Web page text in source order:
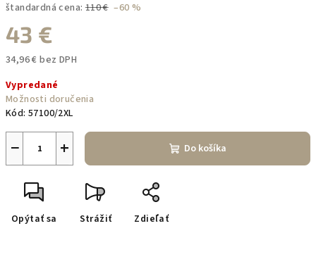
štandardná cena: 110 € –60 %
43 €
34,96 € bez DPH
cena:
Vypredané
Možnosti doručenia
Kód: 57100/2XL
+
− Do košíka
Opýtať sa Strážiť Zdieľať